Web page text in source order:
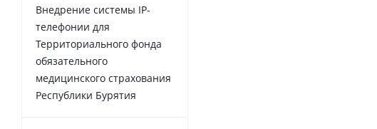
Внедрение системы IP-
телефонии для
Территориального фонда
обязательного
медицинского страхования
Республики Бурятия